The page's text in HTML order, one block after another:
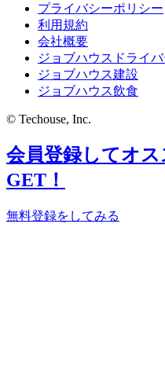
プライバシーポリシー
利用規約
会社概要
ジョブハウスドライ
ジョブハウス建設
ジョブハウス飲食
© Techouse, Inc.
会員登録してオ
GET！
無料登録をしてみる